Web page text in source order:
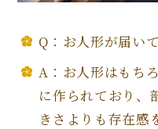
Q：お人形が届い
A：お人形はもち
に作られており、
きさよりも存在感